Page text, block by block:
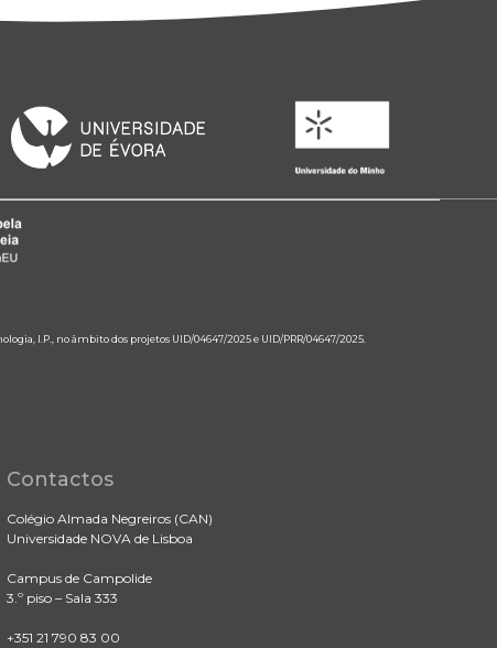
I.P., no âmbito dos projetos UID/04647/2025 e UID/PRR/04647/2025.
Contactos
Colégio Almada Negreiros (CAN)
Universidade NOVA de Lisboa
Campus de Campolide
3.º piso – Sala 333
+351 21 790 83 00